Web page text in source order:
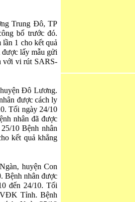
Trung Đô, TP
bố trước đó.
1 cho kết quả
được lấy mẫu gửi
với vi rút SARS-
Đô Lương.
được cách ly
Tối ngày 24/10
nhân đã được
10 Bệnh nhân
kết quả khẳng
huyện Con
Bệnh nhân được
đến 24/10. Tối
Tỉnh. Bệnh